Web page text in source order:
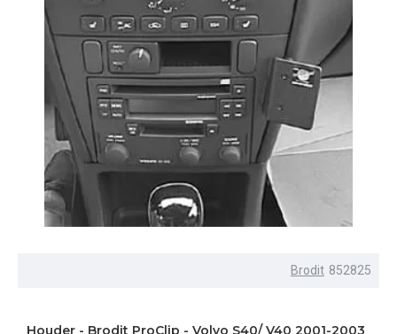
Brodit 852825
Houder - Brodit ProClip - Volvo S40/ V40 2001-2003